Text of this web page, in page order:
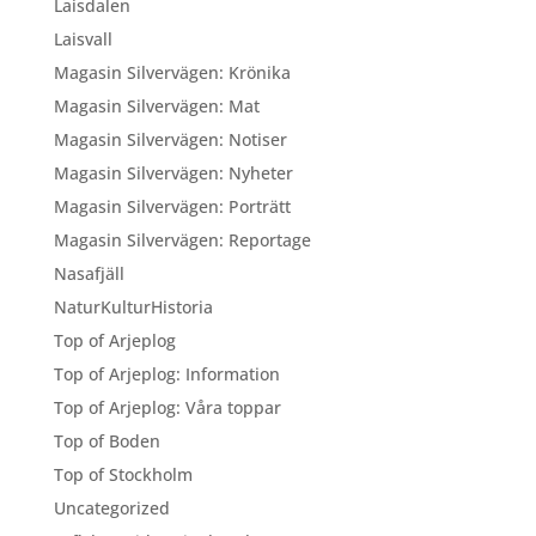
Laisdalen
Laisvall
Magasin Silvervägen: Krönika
Magasin Silvervägen: Mat
Magasin Silvervägen: Notiser
Magasin Silvervägen: Nyheter
Magasin Silvervägen: Porträtt
Magasin Silvervägen: Reportage
Nasafjäll
NaturKulturHistoria
Top of Arjeplog
Top of Arjeplog: Information
Top of Arjeplog: Våra toppar
Top of Boden
Top of Stockholm
Uncategorized